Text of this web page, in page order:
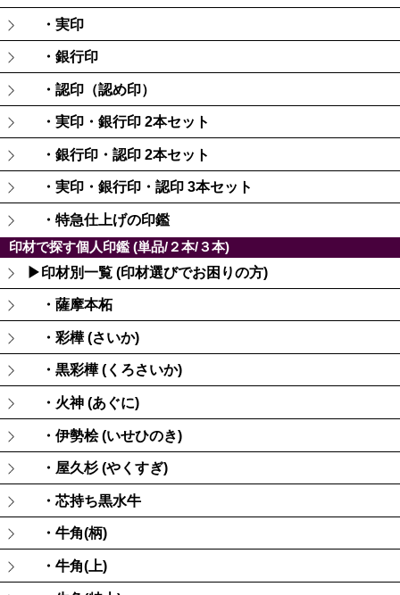
・実印
・銀行印
・認印（認め印）
・実印・銀行印 2本セット
・銀行印・認印 2本セット
・実印・銀行印・認印 3本セット
・特急仕上げの印鑑
印材で探す個人印鑑 (単品/２本/３本)
▶印材別一覧 (印材選びでお困りの方)
・薩摩本柘
・彩樺 (さいか)
・黒彩樺 (くろさいか)
・火神 (あぐに)
・伊勢桧 (いせひのき)
・屋久杉 (やくすぎ)
・芯持ち黒水牛
・牛角(柄)
・牛角(上)